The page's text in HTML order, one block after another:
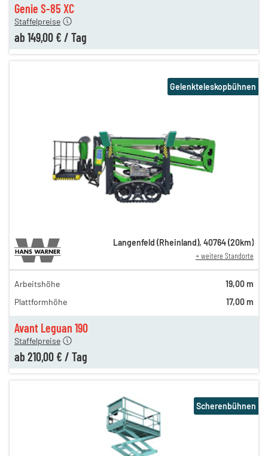
Genie S-85 XC
Staffelpreise
ab 149,00 € / Tag
Avant Leguan 190
310,00 €
260,00 €
Staffelpreise
ab 210,00 € / Tag
Gelenkteleskopbühnen
Langenfeld (Rheinland), 40764(20km)
+ weitere Standorte
Arbeitshöhe
19,00 m
Plattformhöhe
17,00 m
Scherenbühnen